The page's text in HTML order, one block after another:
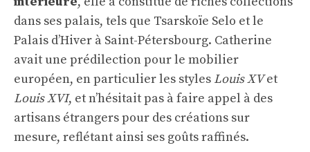
dans ses palais, tels que Tsarskoïe Selo et le
Palais d’Hiver à Saint-Pétersbourg. Catherine
avait une prédilection pour le mobilier
européen, en particulier les styles Louis XVet
Louis XVI, et n’hésitait pas à faire appel à des
artisans étrangers pour des créations sur
mesure, reflétant ainsi ses goûts raffinés.